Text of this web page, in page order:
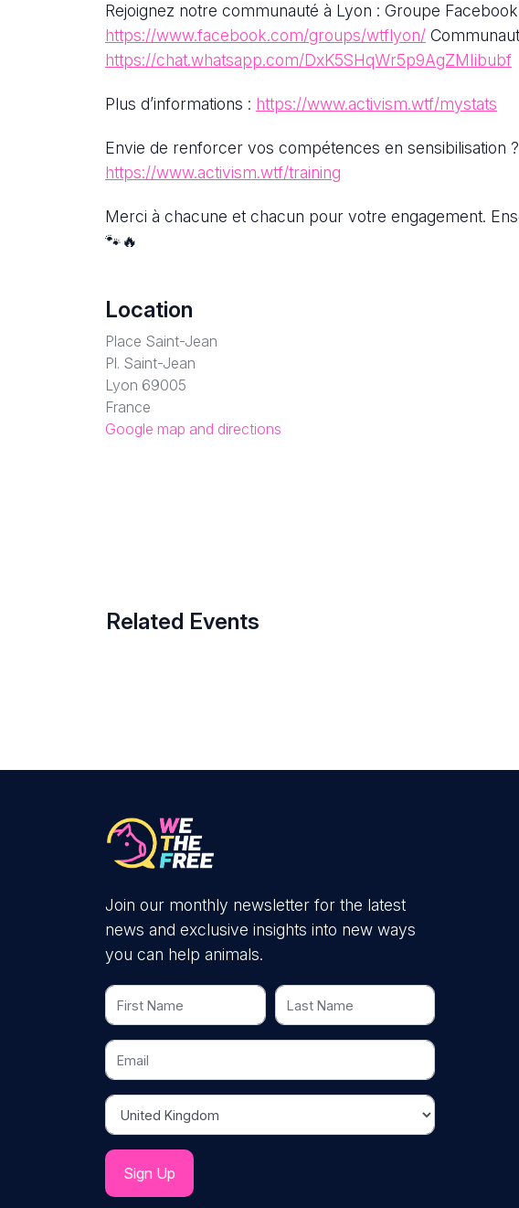
Rejoignez notre communauté à Lyon : Groupe
https://www.facebook.com/groups/wtflyon/
https://chat.whatsapp.com/DxK5SHqWr5p9AgZMIibubf
Plus d’informations : https://www.activism.wtf/mystats
Envie de renforcer vos compétences en sensibilisation
https://www.activism.wtf/training
Merci à chacune et chacun pour votre engagement.
🐾🔥
Location
Place Saint-Jean
Pl. Saint-Jean
Lyon 69005
France
Google map and directions
Related Events
Join our monthly newsletter for the latest
news and exclusive insights into new ways
you can help animals.
First Name Last Name
Email
Country